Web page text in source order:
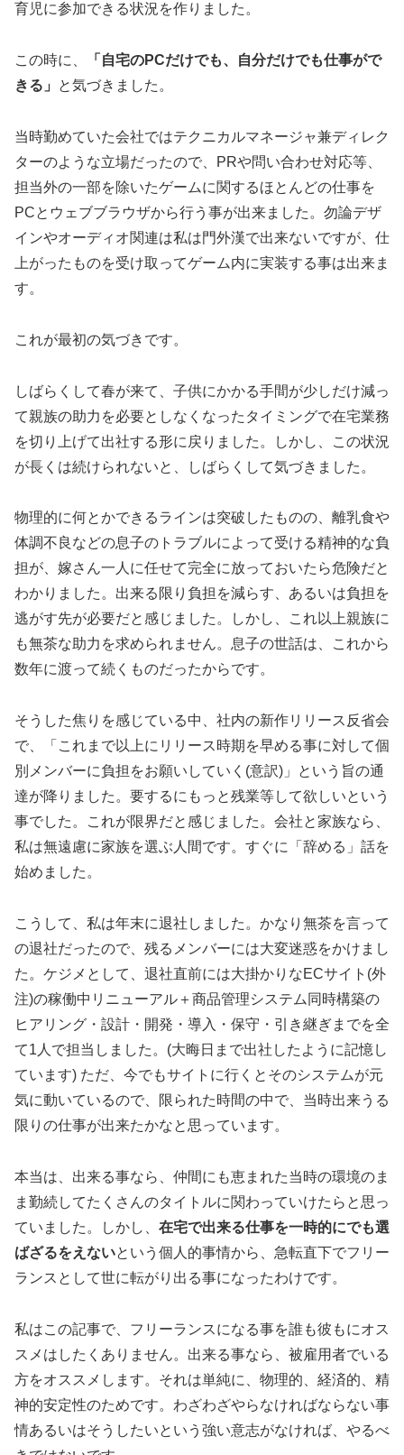
育児に参加できる状況を作りました。
この時に、
「自宅のPCだけでも、自分だけでも仕事がで
きる」
と気づきました。
当時勤めていた会社ではテクニカルマネージャ兼ディレク
ターのような立場だったので、PRや問い合わせ対応等、
担当外の一部を除いたゲームに関するほとんどの仕事を
PCとウェブブラウザから行う事が出来ました。勿論デザ
インやオーディオ関連は私は門外漢で出来ないですが、仕
上がったものを受け取ってゲーム内に実装する事は出来ま
す。
これが最初の気づきです。
しばらくして春が来て、子供にかかる手間が少しだけ減っ
て親族の助力を必要としなくなったタイミングで在宅業務
を切り上げて出社する形に戻りました。しかし、この状況
が長くは続けられないと、しばらくして気づきました。
物理的に何とかできるラインは突破したものの、離乳食や
体調不良などの息子のトラブルによって受ける精神的な負
担が、嫁さん一人に任せて完全に放っておいたら危険だと
わかりました。出来る限り負担を減らす、あるいは負担を
逃がす先が必要だと感じました。しかし、これ以上親族に
も無茶な助力を求められません。息子の世話は、これから
数年に渡って続くものだったからです。
そうした焦りを感じている中、社内の新作リリース反省会
で、「これまで以上にリリース時期を早める事に対して個
別メンバーに負担をお願いしていく(意訳)」という旨の通
達が降りました。要するにもっと残業等して欲しいという
事でした。これが限界だと感じました。会社と家族なら、
私は無遠慮に家族を選ぶ人間です。すぐに「辞める」話を
始めました。
こうして、私は年末に退社しました。かなり無茶を言って
の退社だったので、残るメンバーには大変迷惑をかけまし
た。ケジメとして、退社直前には大掛かりなECサイト(外
注)の稼働中リニューアル＋商品管理システム同時構築の
ヒアリング・設計・開発・導入・保守・引き継ぎまでを全
て1人で担当しました。(大晦日まで出社したように記憶し
ています) ただ、今でもサイトに行くとそのシステムが元
気に動いているので、限られた時間の中で、当時出来うる
限りの仕事が出来たかなと思っています。
本当は、出来る事なら、仲間にも恵まれた当時の環境のま
ま勤続してたくさんのタイトルに関わっていけたらと思っ
ていました。しかし、 在宅で出来る仕事を一時的にでも選
ばざるをえないという個人的事情から、急転直下でフリー
ランスとして世に転がり出る事になったわけです。
私はこの記事で、フリーランスになる事を誰も彼もにオス
スメはしたくありません。出来る事なら、被雇用者でいる
方をオススメします。それは単純に、物理的、経済的、精
神的安定性のためです。わざわざやらなければならない事
情あるいはそうしたいという強い意志がなければ、やるべ